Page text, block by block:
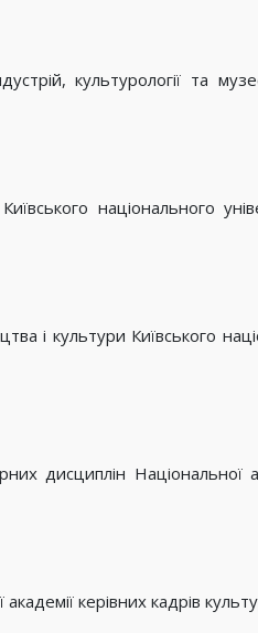
культурології та
національного
і культури Київського
дисциплін Національної
керівних кадрів